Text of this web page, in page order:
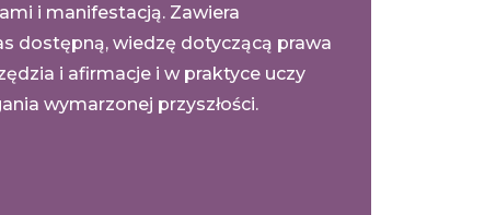
i manifestacją. Zawiera
dostępną, wiedzę dotyczącą prawa
i afirmacje i w praktyce uczy
wymarzonej przyszłości.